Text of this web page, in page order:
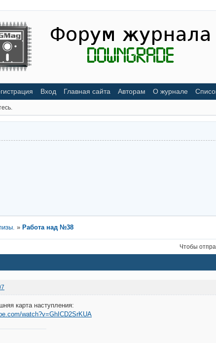
Вход Главная сайта Авторам О журнале
»Работа над №38
Чтобы
карта наступления:
watch?v=GhICD2SrKUA